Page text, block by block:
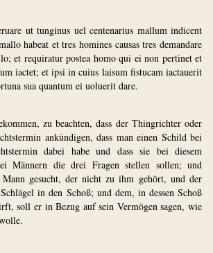
ut tunginus uel centenarius mallum indicent
habeat et tres homines causas tres demandare
et requiratur postea homo qui ei non pertinet et
iactet; et ipsi in cuius laisum fistucam iactauerit
sua quantum ei uoluerit dare.
zu beachten, dass der Thingrichter oder
ankündigen, dass man einen Schild bei
dabei habe und dass sie bei diesem
Männern die drei Fragen stellen sollen; und
Mann gesucht, der nicht zu ihm gehört, und der
in den Schoß; und dem, in dessen Schoß
soll er in Bezug auf sein Vermögen sagen, wie